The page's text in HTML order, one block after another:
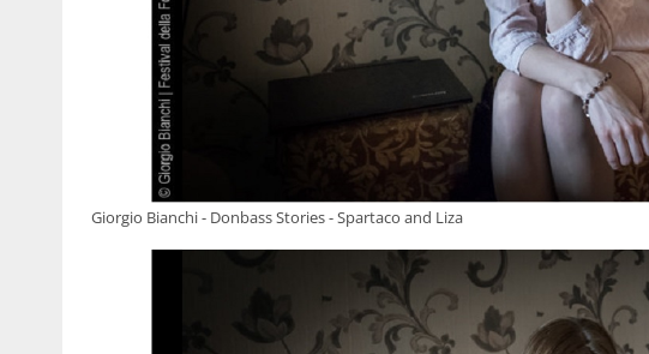
Giorgio Bianchi - Donbass Stories - Spartaco and Liza